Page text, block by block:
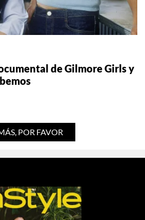
de Gilmore Girls y
POR FAVOR